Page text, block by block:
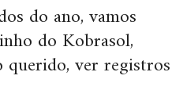
do ano, vamos
do Kobrasol,
querido, ver registros